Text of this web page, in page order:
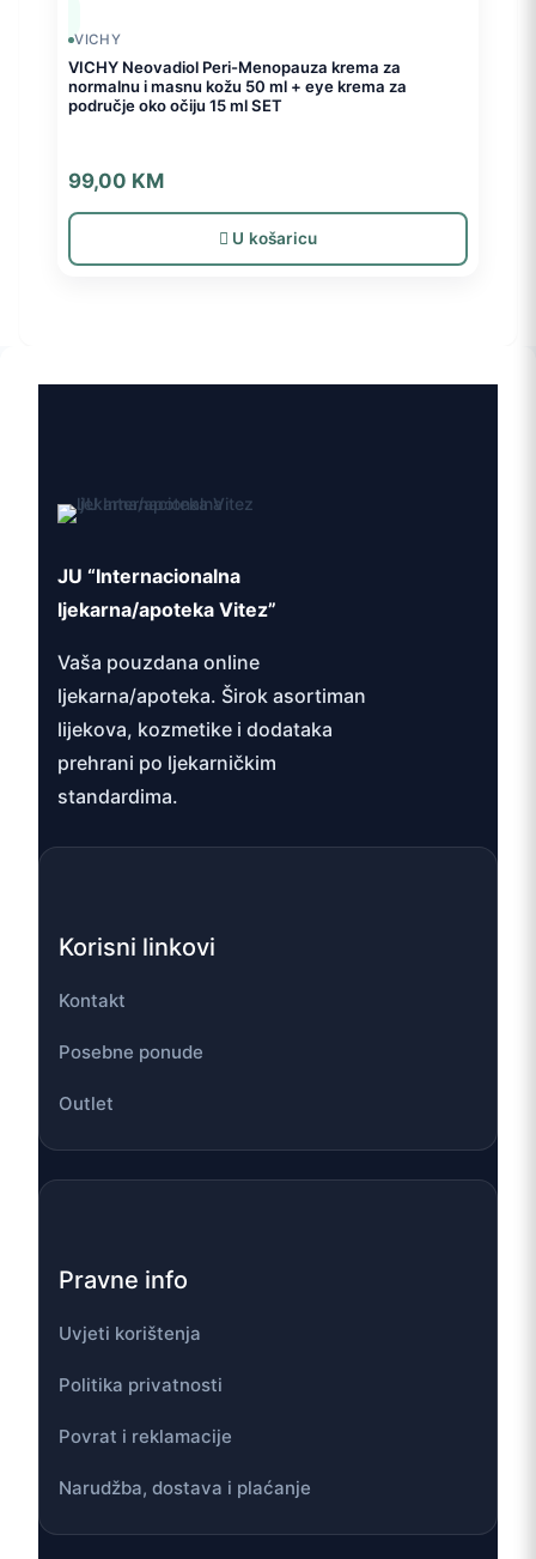
VICHY
VICHY Neovadiol Peri-Menopauza krema za
normalnu i masnu kožu 50 ml + eye krema za
područje oko očiju 15 ml SET
99,00 KM
U košaricu
JU “Internacionalna
ljekarna/apoteka Vitez”
Vaša pouzdana online
ljekarna/apoteka. Širok asortiman
lijekova, kozmetike i dodataka
prehrani po ljekarničkim
standardima.
Korisni linkovi
Kontakt
Posebne ponude
Outlet
Pravne info
Uvjeti korištenja
Politika privatnosti
Povrat i reklamacije
Narudžba, dostava i plaćanje